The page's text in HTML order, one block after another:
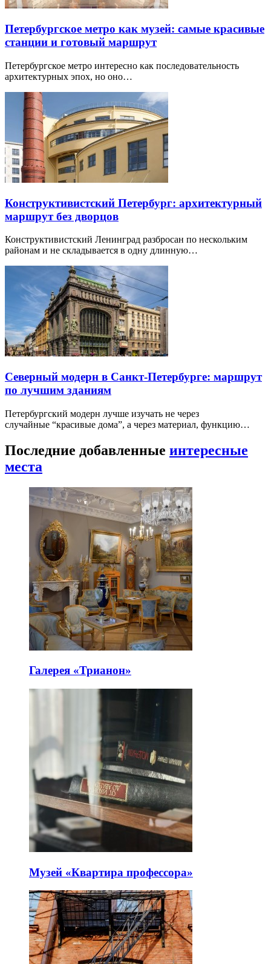
Петербургское метро как музей: самые красивые
станции и готовый маршрут
Петербургское метро интересно как последовательность
архитектурных эпох, но оно…
Конструктивистский Петербург: архитектурный
маршрут без дворцов
Конструктивистский Ленинград разбросан по нескольким
районам и не складывается в одну длинную…
Северный модерн в Санкт-Петербурге: маршрут
по лучшим зданиям
Петербургский модерн лучше изучать не через
случайные “красивые дома”, а через материал, функцию…
Последние добавленные интересные
места
Галерея «Трианон»
Музей «Квартира профессора»